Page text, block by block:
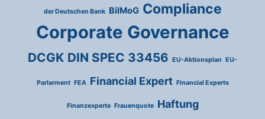
der Deutschen Bank BilMoG Compliance
Corporate Governance
DCGK DIN SPEC 33456 EU-Aktionsplan EU-
Parlarment FEA Financial Expert Financial Experts
Finanzexperte Frauenquote Haftung